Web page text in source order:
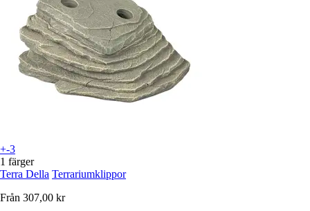
+-3
1 färger
Terra Della Terrariumklippor
Från 307,00 kr